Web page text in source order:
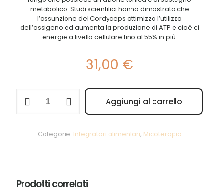
metabolico. Studi scientifici hanno dimostrato che
l’assunzione del Cordyceps ottimizza l’utilizzo
dell’ossigeno ed aumenta la produzione di ATP e cioè di
energie a livello cellulare fino al 55% in più.
31,00 €
Cordyceps
quantità
Aggiungi al carrello
Alternative:
Categorie: Integratori alimentari, Micoterapia
Prodotti correlati